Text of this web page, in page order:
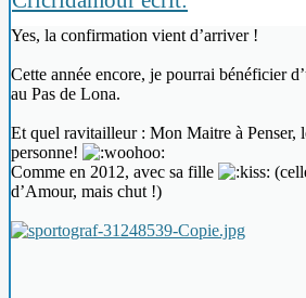
Yes, la confirmation vient d’arriver !
Cette année encore, je pourrai bénéficier
au Pas de Lona.
Et quel ravitailleur : Mon Maitre à Penser,
personne!
Comme en 2012, avec sa fille
d’Amour, mais chut !)